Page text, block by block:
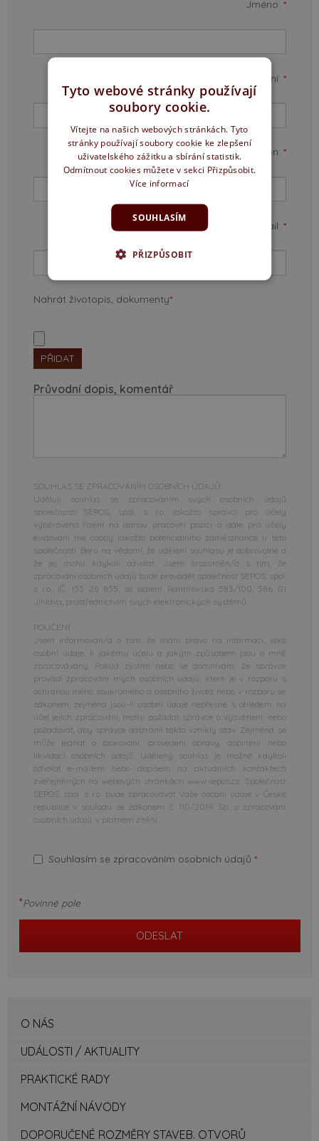
Jméno: *
Příjmení: *
Telefon: *
Email: *
Nahrát životopis, dokumenty*
PŘIDAT
Průvodní dopis, komentář
SOUHLAS SE ZPRACOVÁNÍM OSOBNÍCH ÚDAJŮ:
Uděluji souhlas se zpracováním svých osobních údajů
společnosti SEPOS, spol. s r.o. jakožto správci pro účely
výběrového řízení na danou pracovní pozici a dále pro účely
evidování mé osoby jakožto potenciálního zaměstnance u této
společnosti. Beru na vědomí, že udělení souhlasu je dobrovolné a
že jej mohu kdykoli odvolat. Jsem srozuměn/a s tím, že
zpracování osobních údajů bude provádět společnost SEPOS, spol.
s r.o., IČ: 155 28 855, se sídlem Rantířovská 583/100, 586 01
Jihlava, prostřednictvím svých elektronických systémů.
POUČENÍ:
Jsem informován/a o tom, že mám právo na informaci, jaké
osobní údaje, k jakému účelu a jakým způsobem jsou o mně
zpracovávány. Pokud zjistím nebo se domnívám, že správce
provádí zpracování mých osobních údajů, které je v rozporu s
ochranou mého soukromého a osobního života nebo v rozporu se
zákonem, zejména jsou-li osobní údaje nepřesné s ohledem na
účel jejich zpracování, mohu požádat správce o vysvětlení, nebo
požadovat, aby správce odstranil takto vzniklý stav. Zejména se
může jednat o blokování, provedení opravy, doplnění nebo
likvidaci osobních údajů. Udělený souhlas je možné kdykoli
odvolat e-mailem nebo dopisem na aktuálních kontaktech
zveřejněných na webových stránkách www.sepos.cz. Společnost
SEPOS, spol. s r.o. bude zpracovávat Vaše osobní údaje v České
republice v souladu se zákonem č. 110/2019 Sb., o zpracování
osobních údajů, v platném znění.
Souhlasím se zpracováním osobních údajů *
*Povinné pole
O NÁS
UDÁLOSTI / AKTUALITY
PRAKTICKÉ RADY
MONTÁŽNÍ NÁVODY
DOPORUČENÉ ROZMĚRY STAVEB. OTVORŮ
Tyto webové stránky používají
soubory cookie.
Vítejte na našich webových stránkách. Tyto
stránky používají soubory cookie ke zlepšení
uživatelského zážitku a sbírání statistik.
Odmítnout cookies můžete v sekci Přizpůsobit.
Více informací
SOUHLASÍM
PŘIZPŮSOBIT